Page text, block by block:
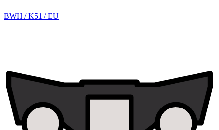
BWH / K51 / EU